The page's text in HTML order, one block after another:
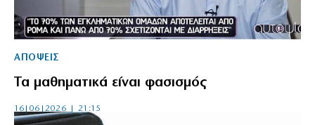
ΑΠΟΨΕΙΣ
Τα μαθηματικά είναι φασισμός
16|06|2026 | 21:15